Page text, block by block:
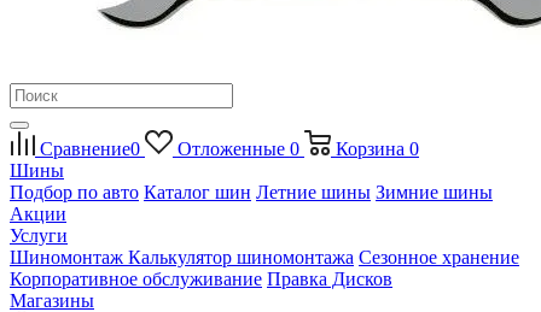
Сравнение0 Отложенные 0 Корзина 0
Шины
Подбор по авто Каталог шин Летние шины Зимние шины
Акции
Услуги
Шиномонтаж Калькулятор шиномонтажа Сезонное хранение
Корпоративное обслуживание Правка Дисков
Магазины